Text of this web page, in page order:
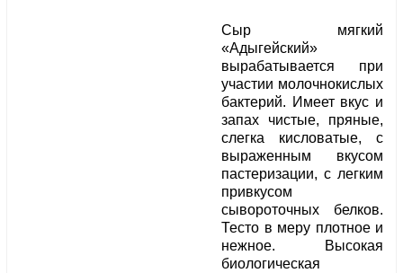
Сыр мягкий
«Адыгейский»
вырабатывается при
участии молочнокислых
бактерий. Имеет вкус и
запах чистые, пряные,
слегка кисловатые, с
выраженным вкусом
пастеризации, с легким
привкусом
сывороточных белков.
Тесто в меру плотное и
нежное. Высокая
биологическая